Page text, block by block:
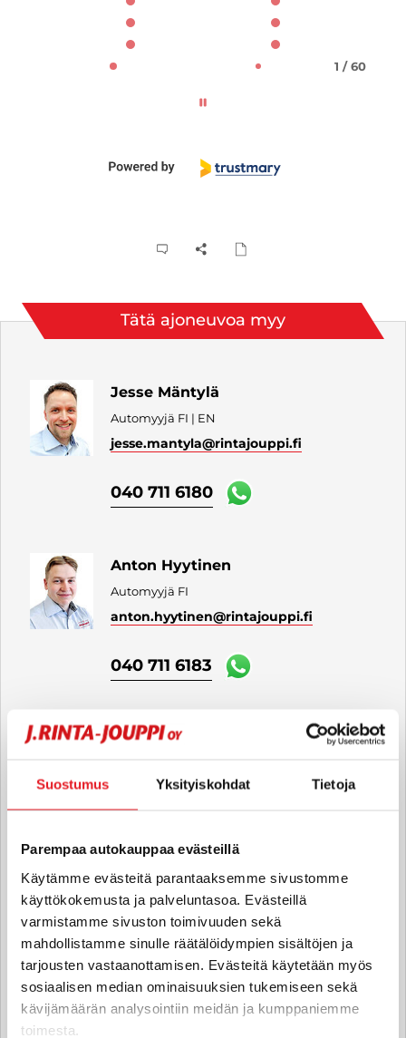
Suostumus Yksityiskohdat Tietoja
Parempaa autokauppaa evästeillä
Käytämme evästeitä parantaaksemme sivustomme
käyttökokemusta ja palveluntasoa. Evästeillä
varmistamme sivuston toimivuuden sekä
mahdollistamme sinulle räätälöidympien sisältöjen ja
tarjousten vastaanottamisen. Evästeitä käytetään myös
sosiaalisen median ominaisuuksien tukemiseen sekä
kävijämäärän analysointiin meidän ja kumppaniemme
toimesta.
1 / 60
Tätä ajoneuvoa myy
Jesse Mäntylä
Automyyjä FI | EN
jesse.mantyla@rintajouppi.fi
040 711 6180
Anton Hyytinen
Automyyjä FI
anton.hyytinen@rintajouppi.fi
040 711 6183
Jaakko Jussila
jaakko.jussila@rintajouppi.fi
Veeti Leskelä
Automyyjä FI | EN
veeti.leskela@rintajouppi.fi
040 711 6181